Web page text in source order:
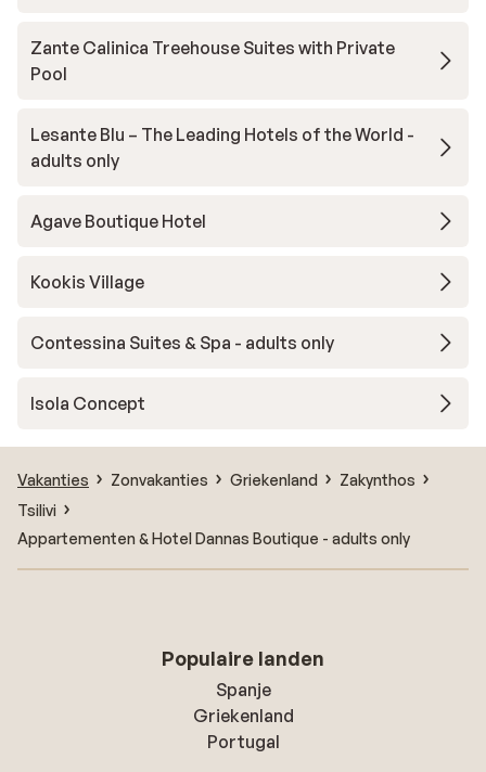
Zante Calinica Treehouse Suites with Private
Pool
Lesante Blu – The Leading Hotels of the World -
adults only
Agave Boutique Hotel
Kookis Village
Contessina Suites & Spa - adults only
Isola Concept
Vakanties Zonvakanties Griekenland
Zakynthos
Tsilivi
Appartementen & Hotel Dannas Boutique - adults only
Populaire landen
Spanje
Griekenland
Portugal